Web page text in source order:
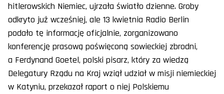
hitlerowskich Niemiec, ujrzała światło dzienne. Groby
odkryto już wcześniej, ale 13 kwietnia Radio Berlin
podało tę informację oficjalnie, zorganizowano
konferencję prasową poświęconą sowieckiej zbrodni,
a Ferdynand Goetel, polski pisarz, który za wiedzą
Delegatury Rządu na Kraj wziął udział w misji niemieckiej
w Katyniu, przekazał raport o niej Polskiemu